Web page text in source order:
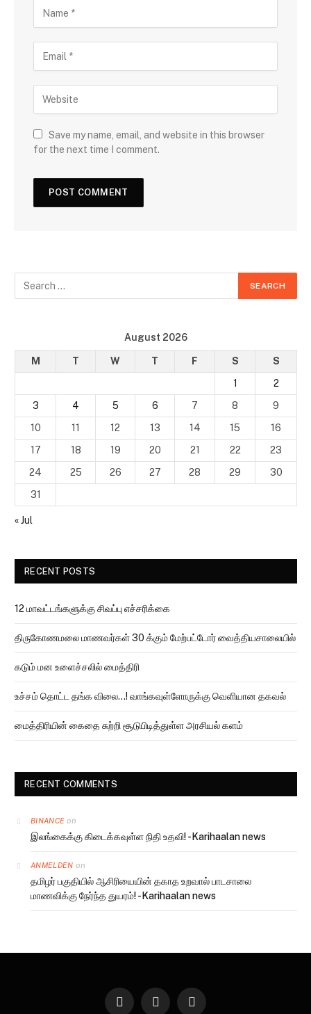
Save my name, email, and website in this browser
for the next time I comment.
August 2026
M T W T F S
S
1
2
3
4 5 6 7 8
9
10
11 12 13 14 15
16
17
18 19 20 21 22
23
24
25 26 27 28 29
30
31
« Jul
RECENT POSTS
12 மாவட்டங்களுக்கு சிவப்பு எச்சரிக்கை
திருகோணமலை மாணவர்கள் 30 க்கும் மேற்பட்டோர் வைத்தியசாலையில்
கடும் மன உளைச்சலில் மைத்திரி
உச்சம் தொட்ட தங்க விலை…! வாங்கவுள்ளோருக்கு வெளியான தகவல்
மைத்திரியின் கைதை சுற்றி சூடுபிடித்துள்ள அரசியல் களம்
RECENT COMMENTS
BINANCE on
இலங்கைக்கு கிடைக்கவுள்ள நிதி உதவி! -Karihaalan news
ANMELDEN on
தமிழர் பகுதியில் ஆசிரியையின் தகாத உறவால் பாடசாலை
மாணவிக்கு நேர்ந்த துயரம்! -Karihaalan news
FacebookTwitter Instagram